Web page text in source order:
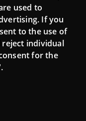
used to
If you
to the use of
reject individual
for the